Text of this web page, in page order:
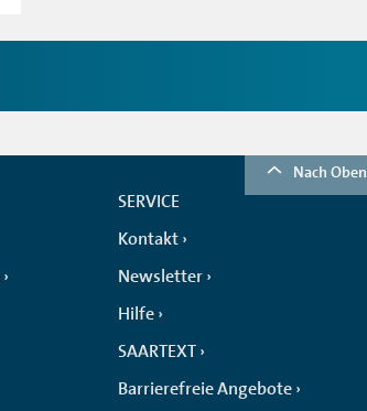
Nach Oben
SERVICE
Kontakt
Newsletter
Hilfe
SAARTEXT
Barrierefreie Angebote